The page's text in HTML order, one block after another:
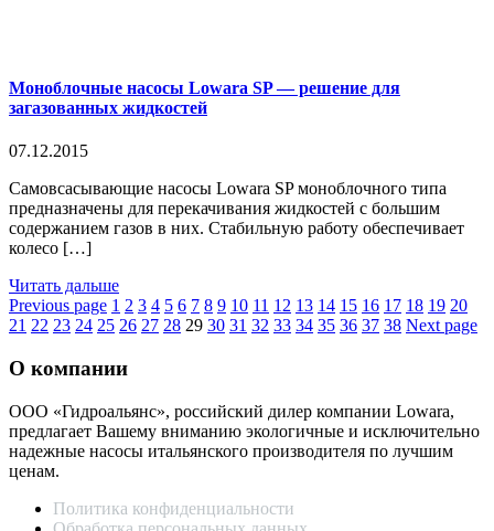
Моноблочные насосы Lowara SP — решение для
загазованных жидкостей
07.12.2015
Самовсасывающие насосы Lowara SP моноблочного типа
предназначены для перекачивания жидкостей с большим
содержанием газов в них. Стабильную работу обеспечивает
колесо […]
Читать дальше
Пагинация
записей
Previous page 1 2 3 4 5 6 7 8 9 10 11 12 13 14 15 16 17 18 19 20
21 22 23 24 25 26 27 28 29 30 31 32 33 34 35 36 37 38 Next page
О компании
ООО «Гидроальянс», российский дилер компании Lowara,
предлагает Вашему вниманию экологичные и исключительно
надежные насосы итальянского производителя по лучшим
ценам.
Политика конфиденциальности